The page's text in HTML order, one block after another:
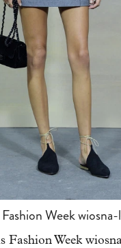
Week
Fashion Week